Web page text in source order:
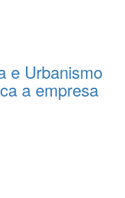
e Urbanismo
a empresa